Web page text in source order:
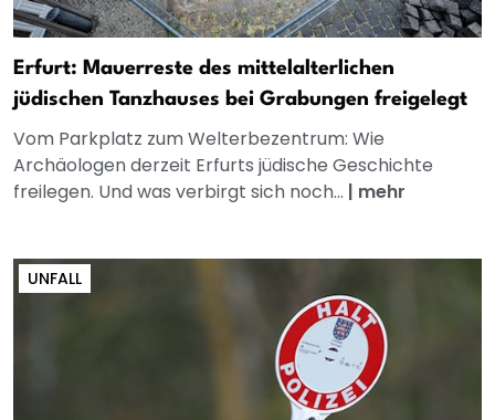
Erfurt: Mauerreste des mittelalterlichen
jüdischen Tanzhauses bei Grabungen freigelegt
Vom Parkplatz zum Welterbezentrum: Wie
Archäologen derzeit Erfurts jüdische Geschichte
freilegen. Und was verbirgt sich noch... | mehr
UNFALL